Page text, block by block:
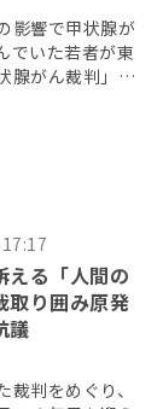
影響で甲状腺が
でいた若者が東
腺がん裁判」の
かれた。裁 […]
える「人間の
取り囲み原発
議
判をめぐり、